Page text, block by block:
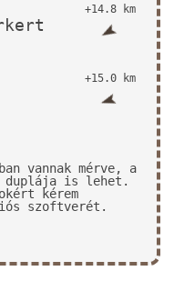
+14.8 km
+15.0 km
vannak mérve, a
duplája is lehet.
kérem
szoftverét.